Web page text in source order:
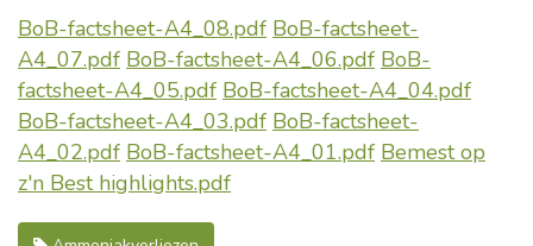
BoB-factsheet-A4_08.pdf BoB-factsheet-
A4_07.pdf BoB-factsheet-A4_06.pdf BoB-
factsheet-A4_05.pdf BoB-factsheet-A4_04.pdf
BoB-factsheet-A4_03.pdf BoB-factsheet-
A4_02.pdf BoB-factsheet-A4_01.pdf Bemest op
z'n Best highlights.pdf